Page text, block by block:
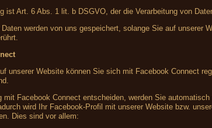
ist Art. 6 Abs. 1 lit. b DSGVO, der die Verarbeitung von
werden von uns gespeichert, solange Sie auf
unserer Website können Sie sich mit Facebook Connect
mit Facebook Connect entscheiden, werden Sie
wird Ihr Facebook-Profil mit unserer Website bzw.
Dies sind vor allem: